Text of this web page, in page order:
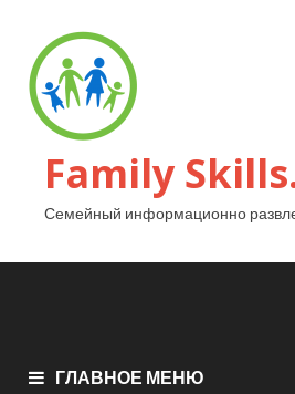
Family
Семейный информационно
ГЛАВНОЕ МЕНЮ